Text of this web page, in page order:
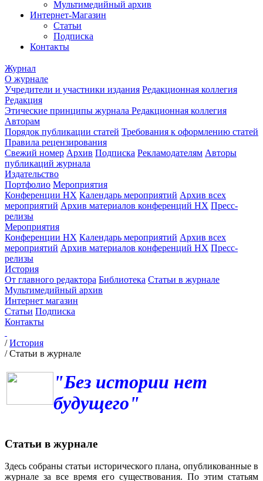
Мультимедийный архив
Интернет-Магазин
Статьи
Подписка
Контакты
Журнал
О журнале
Учредители и участники издания Редакционная коллегия
Редакция
Этические принципы журнала Редакционная коллегия
Авторам
Порядок публикации статей Требования к оформлению статей
Правила рецензирования
Свежий номер Архив Подписка Рекламодателям Авторы
публикаций журнала
Издательство
Портфолио Мероприятия
Конференции НХ Календарь мероприятий Архив всех
мероприятий Архив материалов конференций НХ Пресс-
релизы
Мероприятия
Конференции НХ Календарь мероприятий Архив всех
мероприятий Архив материалов конференций НХ Пресс-
релизы
История
От главного редактора Библиотека Статьи в журнале
Мультимедийный архив
Интернет магазин
Статьи Подписка
Контакты
/История
/Статьи в журнале
"Без истории нет
будущего"
Статьи в журнале
Здесь собраны статьи исторического плана, опубликованные в
журнале за все время его существования. По этим статьям